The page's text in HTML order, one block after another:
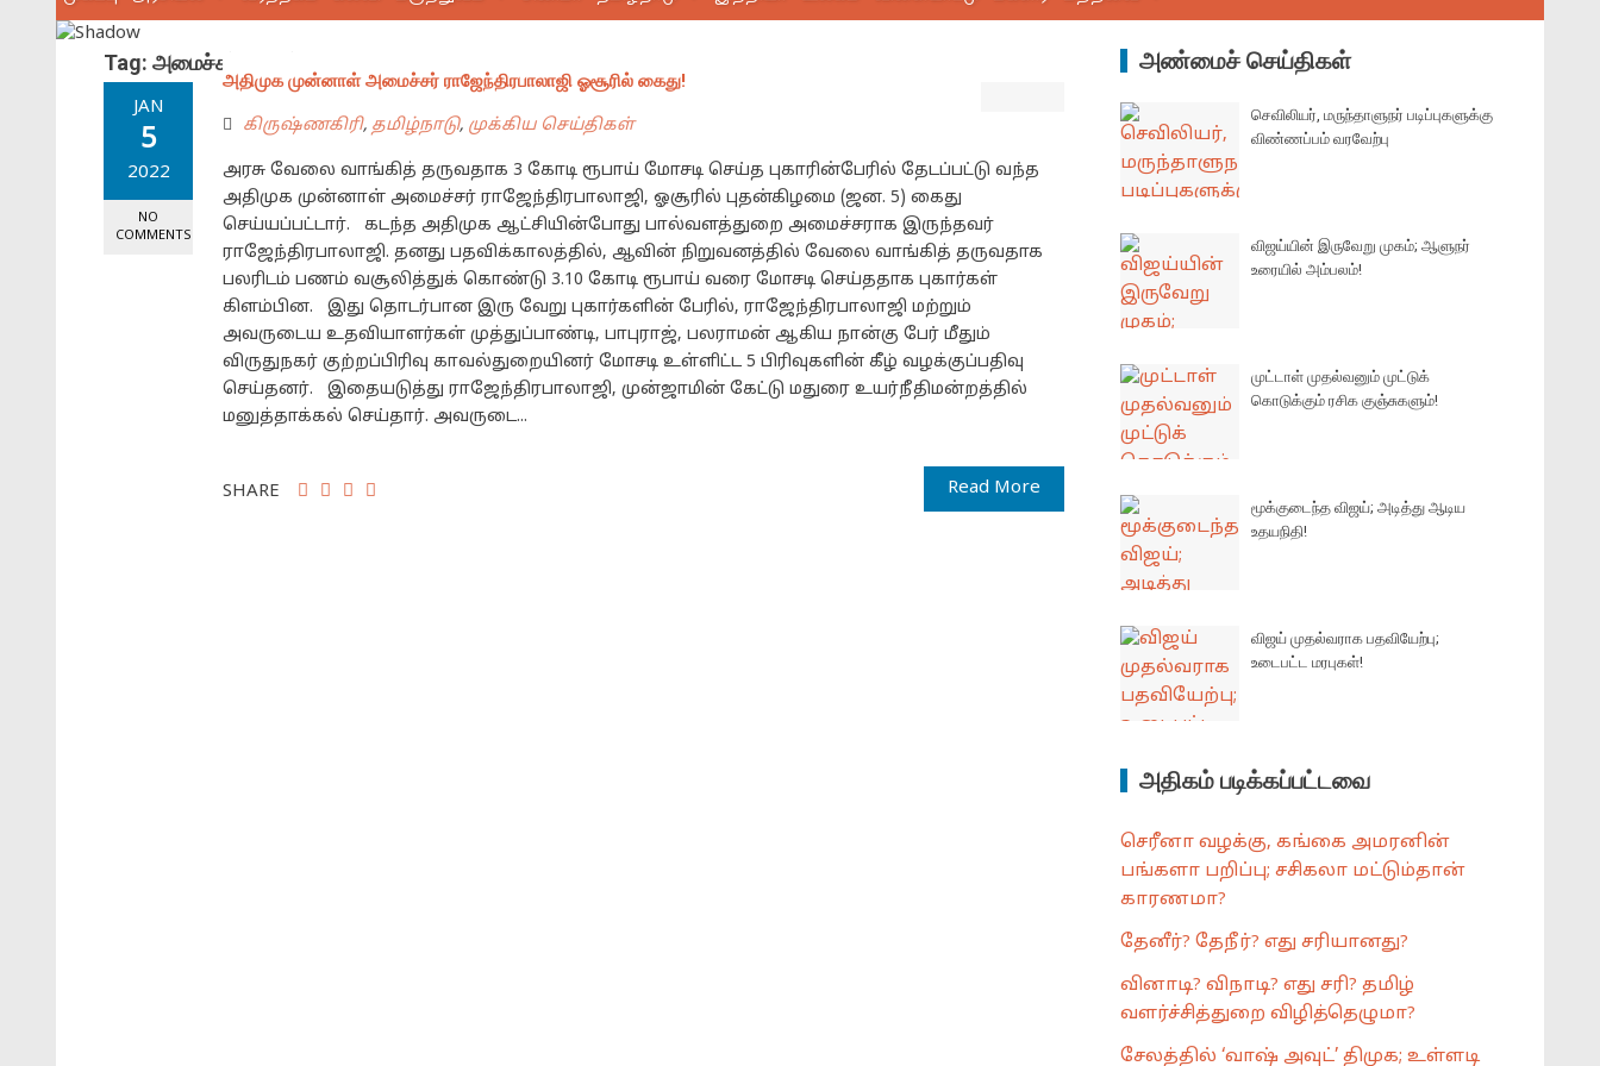
Tag: அமைச்சர் ராஜேந்திரபாலாஜி
JAN
5
2022
NO
COMMENTS
அதிமுக முன்னாள் அமைச்சர் ராஜேந்திரபாலாஜி ஓசூரில் கைது!
கிருஷ்ணகிரி, தமிழ்நாடு, முக்கிய செய்திகள்
அரசு வேலை வாங்கித் தருவதாக 3 கோடி ரூபாய் மோசடி செய்த புகாரின்பேரில் தேடப்பட்டு வந்த
அதிமுக முன்னாள் அமைச்சர் ராஜேந்திரபாலாஜி, ஓசூரில் புதன்கிழமை (ஜன. 5) கைது
செய்யப்பட்டார். கடந்த அதிமுக ஆட்சியின்போது பால்வளத்துறை அமைச்சராக இருந்தவர்
ராஜேந்திரபாலாஜி. தனது பதவிக்காலத்தில், ஆவின் நிறுவனத்தில் வேலை வாங்கித் தருவதாக
பலரிடம் பணம் வசூலித்துக் கொண்டு 3.10 கோடி ரூபாய் வரை மோசடி செய்ததாக புகார்கள்
கிளம்பின. இது தொடர்பான இரு வேறு புகார்களின் பேரில், ராஜேந்திரபாலாஜி மற்றும்
அவருடைய உதவியாளர்கள் முத்துப்பாண்டி, பாபுராஜ், பலராமன் ஆகிய நான்கு பேர் மீதும்
விருதுநகர் குற்றப்பிரிவு காவல்துறையினர் மோசடி உள்ளிட்ட 5 பிரிவுகளின் கீழ் வழக்குப்பதிவு
செய்தனர். இதையடுத்து ராஜேந்திரபாலாஜி, முன்ஜாமின் கேட்டு மதுரை உயர்நீதிமன்றத்தில்
மனுத்தாக்கல் செய்தார். அவருடை...
Read More
SHARE
அண்மைச் செய்திகள்
செவிலியர், மருந்தாளுநர் படிப்புகளுக்கு
விண்ணப்பம் வரவேற்பு
விஜய்யின் இருவேறு முகம்; ஆளுநர்
உரையில் அம்பலம்!
முட்டாள் முதல்வனும் முட்டுக்
கொடுக்கும் ரசிக குஞ்சுகளும்!
மூக்குடைந்த விஜய்; அடித்து ஆடிய
உதயநிதி!
விஜய் முதல்வராக பதவியேற்பு;
உடைபட்ட மரபுகள்!
அதிகம் படிக்கப்பட்டவை
செரீனா வழக்கு, கங்கை அமரனின்
பங்களா பறிப்பு; சசிகலா மட்டும்தான்
காரணமா?
தேனீர்? தேநீர்? எது சரியானது?
வினாடி? விநாடி? எது சரி? தமிழ்
வளர்ச்சித்துறை விழித்தெழுமா?
சேலத்தில் ‘வாஷ் அவுட்’ திமுக; உள்ளடி